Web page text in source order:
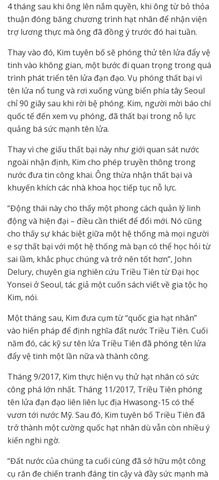
4 tháng sau khi ông lên nắm quyền, khi ông từ bỏ thỏa
thuận đóng băng chương trình hạt nhân để nhận viện
trợ lương thực mà ông đã đồng ý trước đó hai tuần.
Thay vào đó, Kim tuyên bố sẽ phóng thử tên lửa đẩy vệ
tinh vào không gian, một bước đi quan trọng trong quá
trình phát triển tên lửa đạn đạo. Vụ phóng thất bại vì
tên lửa nổ tung và rơi xuống vùng biển phía tây Seoul
chỉ 90 giây sau khi rời bệ phóng. Kim, người mời báo chí
quốc tế đến xem vụ phóng, đã thất bại trong nỗ lực
quảng bá sức mạnh tên lửa.
Thay vì che giấu thất bại này như giới quan sát nước
ngoài nhận định, Kim cho phép truyền thông trong
nước đưa tin công khai. Ông thừa nhận thất bại và
khuyến khích các nhà khoa học tiếp tục nỗ lực.
“Động thái này cho thấy một phong cách quản lý linh
động và hiện đại – điều cần thiết để đổi mới. Nó cũng
cho thấy sự khác biệt giữa một hệ thống mà mọi người
e sợ thất bại với một hệ thống mà bạn có thể học hỏi từ
sai lầm, khắc phục chúng và trở nên tốt hơn”, John
Delury, chuyên gia nghiên cứu Triều Tiên từ Đại học
Yonsei ở Seoul, tác giả một cuốn sách viết về gia tộc họ
Kim, nói.
Một tháng sau, Kim đưa cụm từ “quốc gia hạt nhân”
vào hiến pháp để định nghĩa đất nước Triều Tiên. Cuối
năm đó, các kỹ sư tên lửa Triều Tiên đã phóng tên lửa
đẩy vệ tinh một lần nữa và thành công.
Tháng 9/2017, Kim thực hiện vụ thử hạt nhân có sức
công phá lớn nhất. Tháng 11/2017, Triều Tiên phóng
tên lửa đạn đạo liên liên lục địa Hwasong-15 có thể
vươn tới nước Mỹ. Sau đó, Kim tuyên bố Triều Tiên đã
trở thành một cường quốc hạt nhân dù vẫn còn nhiều ý
kiến nghi ngờ.
“Đất nước của chúng ta cuối cùng đã sở hữu một công
cụ răn đe chiến tranh đáng tin cậy và đầy sức mạnh mà